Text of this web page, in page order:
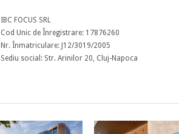
IBC FOCUS SRL
Cod Unic de Înregistrare: 17876260
Nr. Înmatriculare: J12/3019/2005
Sediu social: Str. Arinilor 20, Cluj-Napoca